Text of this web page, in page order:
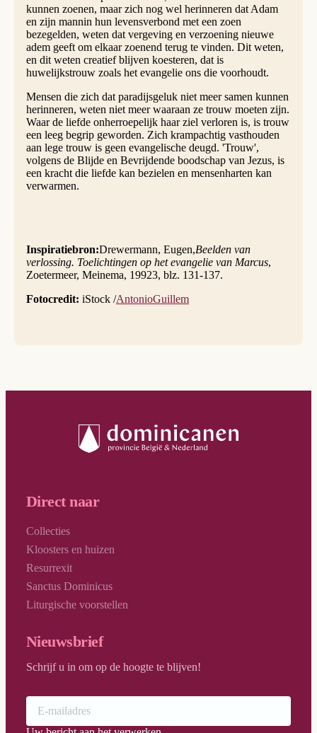
kunnen zoenen, maar zich nog wel herinneren dat Adam
en zijn mannin hun levensverbond met een zoen
bezegelden, weten dat vergeving en verzoening nieuwe
adem geeft om elkaar zoenend terug te vinden. Dit weten,
en dit weten creatief blijven koesteren, dat is
huwelijkstrouw zoals het evangelie ons die voorhoudt.
Mensen die zich dat paradijsgeluk niet meer samen kunnen
herinneren, weten niet meer waaraan ze trouw moeten zijn.
Waar de liefde onherroepelijk haar ziel verloren is, is trouw
een leeg begrip geworden. Zich krampachtig vasthouden
aan lege trouw is geen evangelische deugd. 'Trouw',
volgens de Blijde en Bevrijdende boodschap van Jezus, is
een kracht die liefde kan bezielen en mensenharten kan
verwarmen.
Inspiratiebron:Drewermann, Eugen,Beelden van
verlossing. Toelichtingen op het evangelie van Marcus,
Zoetermeer, Meinema, 19923, blz. 131-137.
Fotocredit: iStock /AntonioGuillem
Direct naar
Collecties
Kloosters en huizen
Resurrexit
Sanctus Dominicus
Liturgische voorstellen
Nieuwsbrief
Schrijf u in om op de hoogte te blijven!